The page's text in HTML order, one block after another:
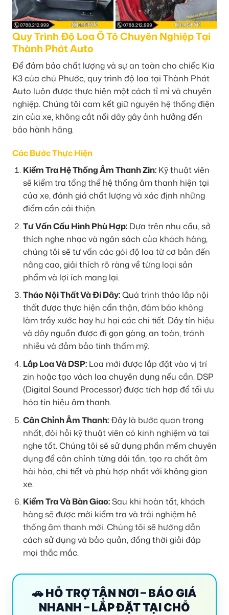
Quy Trình Độ Loa Ô Tô Chuyên Nghiệp Tại
Thành Phát Auto
Để đảm bảo chất lượng và sự an toàn cho chiếc Kia
K3 của chú Phước, quy trình độ loa tại Thành Phát
Auto luôn được thực hiện một cách tỉ mỉ và chuyên
nghiệp. Chúng tôi cam kết giữ nguyên hệ thống điện
zin của xe, không cắt nối dây gây ảnh hưởng đến
bảo hành hãng.
Các Bước Thực Hiện
Kiểm Tra Hệ Thống Âm Thanh Zin:Kỹ thuật viên
sẽ kiểm tra tổng thể hệ thống âm thanh hiện tại
của xe, đánh giá chất lượng và xác định những
điểm cần cải thiện.
Tư Vấn Cấu Hình Phù Hợp:Dựa trên nhu cầu, sở
thích nghe nhạc và ngân sách của khách hàng,
chúng tôi sẽ tư vấn các gói độ loa từ cơ bản đến
nâng cao, giải thích rõ ràng về từng loại sản
phẩm và lợi ích mang lại.
Tháo Nội Thất Và Đi Dây:Quá trình tháo lắp nội
thất được thực hiện cẩn thận, đảm bảo không
làm trầy xước hay hư hại các chi tiết. Dây tín hiệu
và dây nguồn được đi gọn gàng, an toàn, tránh
nhiễu và đảm bảo tính thẩm mỹ.
Lắp Loa Và DSP:Loa mới được lắp đặt vào vị trí
zin hoặc tạo vách loa chuyên dụng nếu cần. DSP
(Digital Sound Processor) được tích hợp để tối ưu
hóa tín hiệu âm thanh.
Cân Chỉnh Âm Thanh:Đây là bước quan trọng
nhất, đòi hỏi kỹ thuật viên có kinh nghiệm và tai
nghe tốt. Chúng tôi sẽ sử dụng phần mềm chuyên
dụng để cân chỉnh từng dải tần, tạo ra chất âm
hài hòa, chi tiết và phù hợp nhất với không gian
xe.
Kiểm Tra Và Bàn Giao:Sau khi hoàn tất, khách
hàng sẽ được mời kiểm tra và trải nghiệm hệ
thống âm thanh mới. Chúng tôi sẽ hướng dẫn
cách sử dụng và bảo quản, đồng thời giải đáp
mọi thắc mắc.
🚗 HỖ TRỢ TẬN NƠI – BÁO GIÁ
NHANH – LẮP ĐẶT TẠI CHỖ